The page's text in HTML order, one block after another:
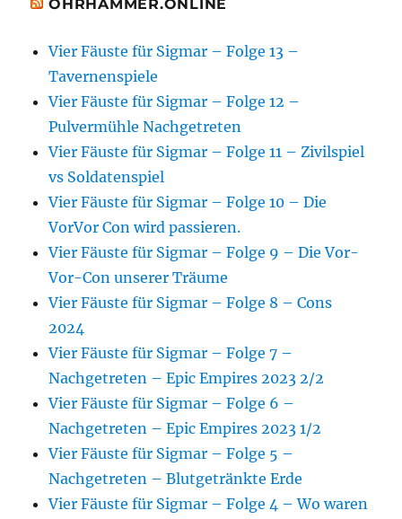
OHRHAMMER.ONLINE
Vier Fäuste für Sigmar – Folge 13 –
Tavernenspiele
Vier Fäuste für Sigmar – Folge 12 –
Pulvermühle Nachgetreten
Vier Fäuste für Sigmar – Folge 11 – Zivilspiel
vs Soldatenspiel
Vier Fäuste für Sigmar – Folge 10 – Die
VorVor Con wird passieren.
Vier Fäuste für Sigmar – Folge 9 – Die Vor-
Vor-Con unserer Träume
Vier Fäuste für Sigmar – Folge 8 – Cons
2024
Vier Fäuste für Sigmar – Folge 7 –
Nachgetreten – Epic Empires 2023 2/2
Vier Fäuste für Sigmar – Folge 6 –
Nachgetreten – Epic Empires 2023 1/2
Vier Fäuste für Sigmar – Folge 5 –
Nachgetreten – Blutgetränkte Erde
Vier Fäuste für Sigmar – Folge 4 – Wo waren